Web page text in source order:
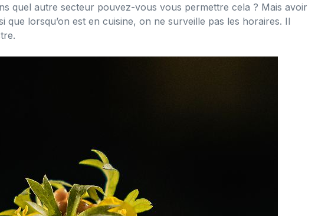
quel autre secteur pouvez-vous vous permettre cela ? Mais avoir
que lorsqu’on est en cuisine, on ne surveille pas les horaires. Il